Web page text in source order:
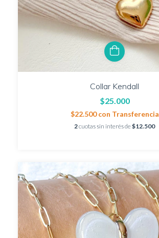
Collar Kendall
$25.000
$22.500con Transferencia
2cuotas sin interés de$12.500